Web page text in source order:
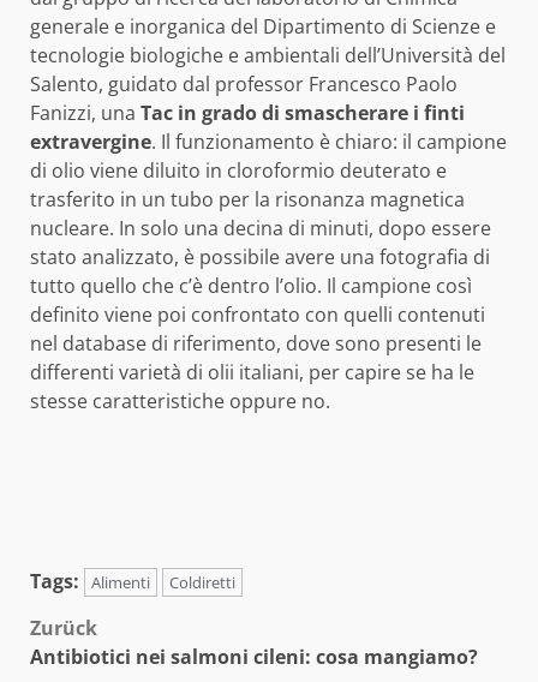
generale e inorganica del Dipartimento di Scienze e
tecnologie biologiche e ambientali dell’Università del
Salento, guidato dal professor Francesco Paolo
Fanizzi, una Tac in grado di smascherare i finti
extravergine. Il funzionamento è chiaro: il campione
di olio viene diluito in cloroformio deuterato e
trasferito in un tubo per la risonanza magnetica
nucleare. In solo una decina di minuti, dopo essere
stato analizzato, è possibile avere una fotografia di
tutto quello che c’è dentro l’olio. Il campione così
definito viene poi confrontato con quelli contenuti
nel database di riferimento, dove sono presenti le
differenti varietà di olii italiani, per capire se ha le
stesse caratteristiche oppure no.
Tags: Alimenti Coldiretti
Beitragsnavigation
Zurück
Antibiotici nei salmoni cileni: cosa mangiamo?